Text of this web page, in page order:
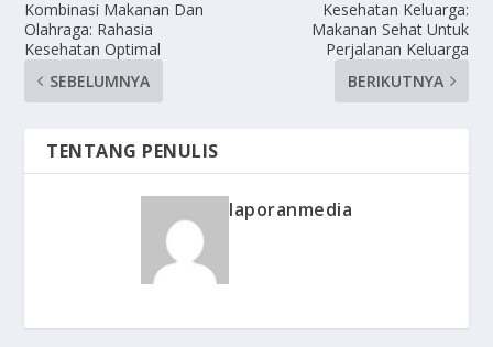
Kombinasi Makanan Dan
Olahraga: Rahasia
Kesehatan Optimal
SEBELUMNYA
Kesehatan Keluarga:
Makanan Sehat Untuk
Perjalanan Keluarga
BERIKUTNYA
TENTANG PENULIS
laporanmedia